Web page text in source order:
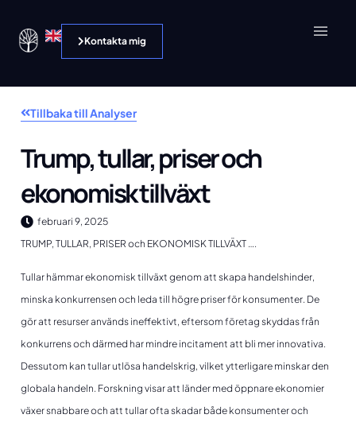
Kontakta mig
Tillbaka till Analyser
Trump, tullar, priser och
ekonomisk tillväxt
februari 9, 2025
TRUMP, TULLAR, PRISER och EKONOMISK TILLVÄXT ….
Tullar hämmar ekonomisk tillväxt genom att skapa handelshinder,
minska konkurrensen och leda till högre priser för konsumenter. De
gör att resurser används ineffektivt, eftersom företag skyddas från
konkurrens och därmed har mindre incitament att bli mer innovativa.
Dessutom kan tullar utlösa handelskrig, vilket ytterligare minskar den
globala handeln. Forskning visar att länder med öppnare ekonomier
växer snabbare och att tullar ofta skadar både konsumenter och